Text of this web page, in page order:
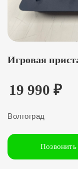
Игровая
19 990 ₽
Волгоград
Позвонить